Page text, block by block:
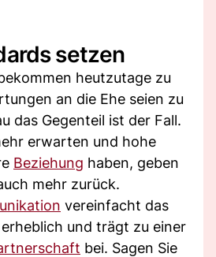
setzen
heutzutage zu
an die Ehe seien zu
das Gegenteil ist der Fall.
erwarten und hohe
Beziehung haben, geben
mehr zurück.
vereinfacht das
und trägt zu einer
bei. Sagen Sie